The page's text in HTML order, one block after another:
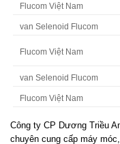
Flucom Việt Nam
van Selenoid Flucom
Flucom Việt Nam
van Selenoid Flucom
Flucom Việt Nam
Công ty CP Dương Triều
chuyên cung cấp máy